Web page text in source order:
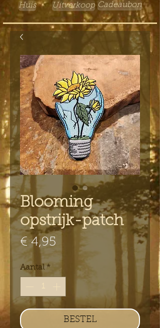
Huis Uitverkoop Cadeaubon
Blooming
opstrijk-patch
€ 4,95 Prijs
Aantal *
BESTEL